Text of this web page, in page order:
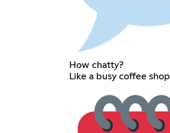
How chatty?
Like a busy coffee shop